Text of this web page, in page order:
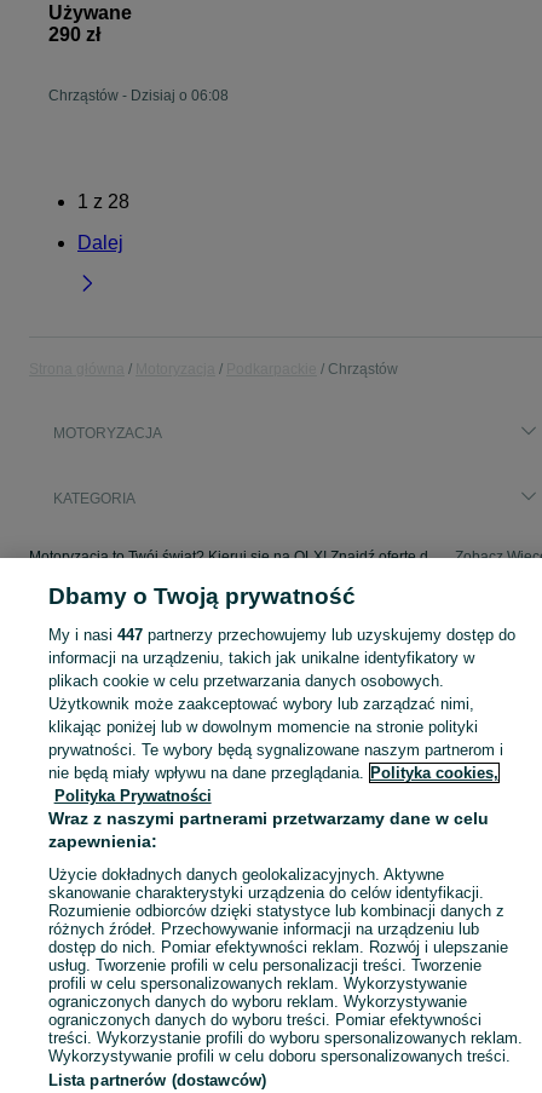
Używane
290 zł
Chrząstów - Dzisiaj o 06:08
1 z 28
Dalej
Chrząstów
MOTORYZACJA
KATEGORIA
Motoryzacja to Twój świat? Kieruj się na OLX! Znajdź ofertę dla siebie w kategorii Motoryzacja na OLX - Chrząstów i okolice! Zobacz
Mapa kategorii
Mapa miejscowości
Mapa ministron
Popularne wyszukiwania
Dbamy o Twoją prywatność
My i nasi 447partnerzy przechowujemy lub uzyskujemy dostęp do
informacji na urządzeniu, takich jak unikalne identyfikatory w
plikach cookie w celu przetwarzania danych osobowych.
Użytkownik może zaakceptować wybory lub zarządzać nimi,
klikając poniżej lub w dowolnym momencie na stronie polityki
prywatności. Te wybory będą sygnalizowane naszym partnerom i
nie będą miały wpływu na dane przeglądania. Polityka cookies,
Polityka Prywatności
Wraz z naszymi partnerami przetwarzamy dane w celu
zapewnienia:
Użycie dokładnych danych geolokalizacyjnych. Aktywne
skanowanie charakterystyki urządzenia do celów identyfikacji.
Rozumienie odbiorców dzięki statystyce lub kombinacji danych z
różnych źródeł. Przechowywanie informacji na urządzeniu lub
dostęp do nich. Pomiar efektywności reklam. Rozwój i ulepszanie
usług. Tworzenie profili w celu personalizacji treści. Tworzenie
profili w celu spersonalizowanych reklam. Wykorzystywanie
ograniczonych danych do wyboru reklam. Wykorzystywanie
ograniczonych danych do wyboru treści. Pomiar efektywności
treści. Wykorzystanie profili do wyboru spersonalizowanych reklam.
Wykorzystywanie profili w celu doboru spersonalizowanych treści.
Lista partnerów (dostawców)